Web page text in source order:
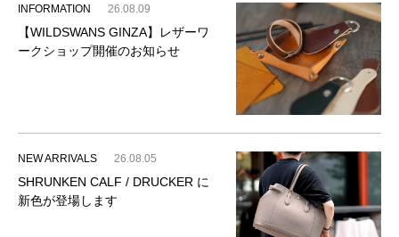
INFORMATION 26.08.09
【WILDSWANS GINZA】レザーワ
ークショップ開催のお知らせ
NEW ARRIVALS 26.08.05
SHRUNKEN CALF / DRUCKER に
新色が登場します